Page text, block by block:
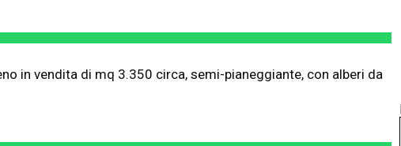
in vendita di mq 3.350 circa, semi-pianeggiante, con alberi da